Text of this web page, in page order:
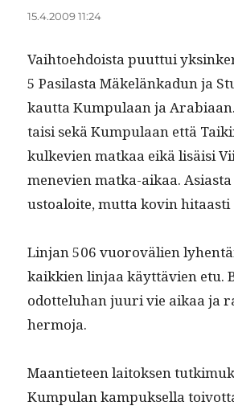
15.4.2009 11:24
Vai­h­toe­hdoista puut­tui
5 Pasi­las­ta Mäkelänkadun ja
kaut­ta Kumpu­laan ja
taisi sekä Kumpu­laan että
kulke­vien matkaa eikä lisäisi
menevien mat­ka-aikaa.
us­toaloite, mut­ta kovin hitaasti
Lin­jan 506 vuorovälien
kaikkien lin­jaa käyt­tävien etu.
odot­teluhan juuri vie aikaa ja
hermoja.
Maanti­eteen laitok­sen
Kumpu­lan kam­puk­sel­la